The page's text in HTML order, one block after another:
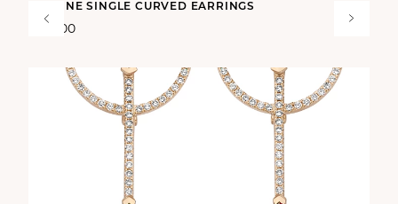
ADELINE SINGLE CURVED EARRINGS
€ 3.600